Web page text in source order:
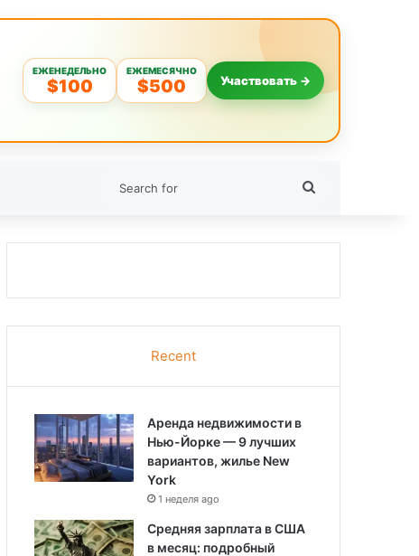
ЕЖЕНЕДЕЛЬНО
$100
ЕЖЕМЕСЯЧНО
$500 Участвовать →
Recent
Аренда недвижимости в
Нью-Йорке — 9 лучших
вариантов, жилье New
York
1 неделя ago
Средняя зарплата в США
в месяц: подробный